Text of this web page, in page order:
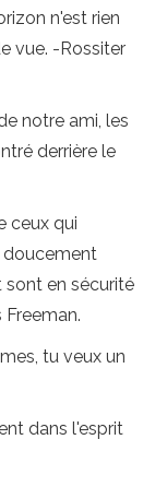
n'est rien
vue. -Rossiter
notre ami, les
derrière le
ceux qui
doucement
sont en sécurité
Freeman.
tu veux un
dans l'esprit